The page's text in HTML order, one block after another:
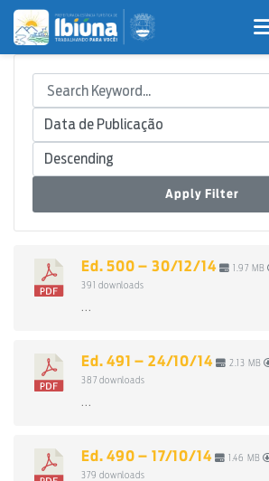
Apply Filter
Ed. 500 – 30/12/14
1.97 MB
391 downloads
...
Ed. 491 – 24/10/14
2.13 MB
387 downloads
...
Ed. 490 – 17/10/14
1.46 MB
379 downloads